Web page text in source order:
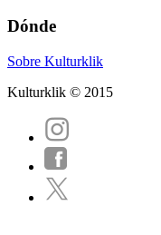
Dónde
Sobre Kulturklik
Kulturklik © 2015